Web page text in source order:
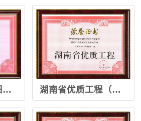
恒业建设荣获麻阳市民广场工程“芙蓉奖” 湖南省优质工程（邵阳祥武馨园2018）